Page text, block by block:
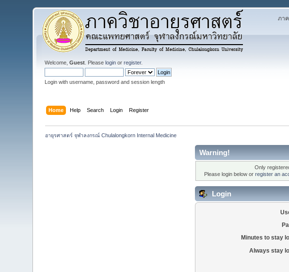
ภา
Welcome,Guest . Pleaselogin orregister.
Login with username, password and session length
Home Help Search Login Register
อายุรศาสตร์ จุฬาลงกรณ์ Chulalongkorn Internal Medicine
Warning!
Only
Please login below or register an
Login
Minutes to stay
Always stay